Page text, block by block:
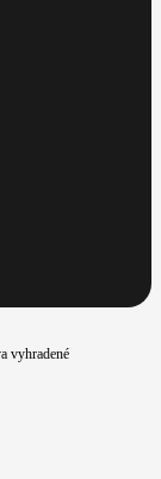
vyhradené